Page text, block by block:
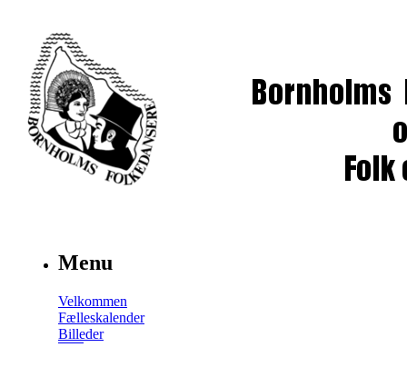
Menu
Velkommen
Fælleskalender
Billeder